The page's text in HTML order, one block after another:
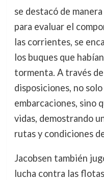
se destacó de
para evaluar el
las corrientes, se
los buques que
tormenta. A través
disposiciones, no
embarcaciones, sino
vidas, demostrando
rutas y condiciones
Jacobsen también
lucha contra las